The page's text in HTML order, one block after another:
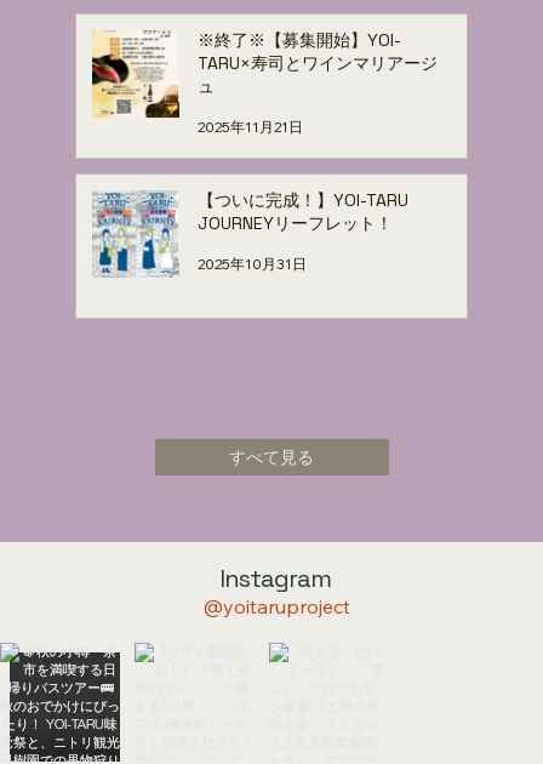
※終了※【募集開始】YOI-
TARU×寿司とワインマリアージ
ュ
2025年11月21日
【ついに完成！】YOI-TARU
JOURNEYリーフレット！
2025年10月31日
すべて見る
Instagram
@yoitaruproject